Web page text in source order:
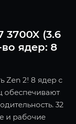
3700X (3.6
ядер: 8
Zen 2! 8 ядер с
обеспечивают
32
и рабочие